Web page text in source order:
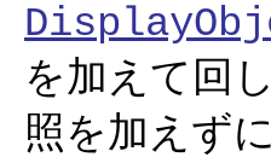
を加えて回
照を加えず